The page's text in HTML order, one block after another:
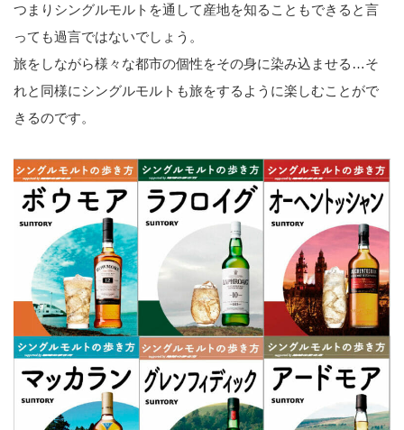
つまりシングルモルトを通して産地を知ることもできると言
っても過言ではないでしょう。
旅をしながら様々な都市の個性をその身に染み込ませる…そ
れと同様にシングルモルトも旅をするように楽しむことがで
きるのです。